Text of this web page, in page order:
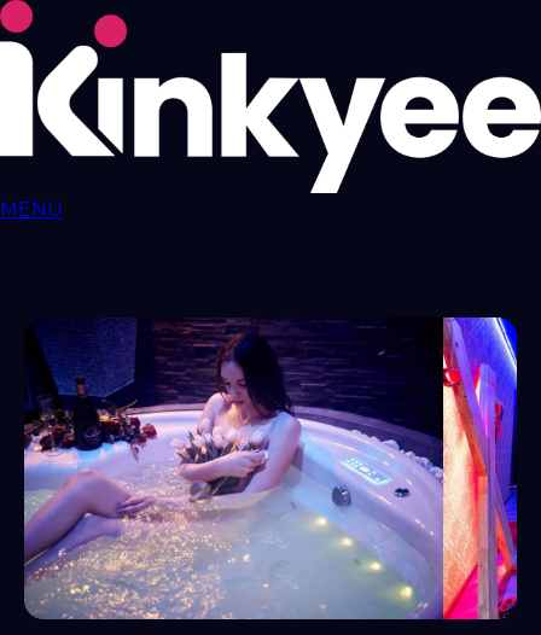
MENU
France NormandieNouvelle-AquitaineOccitaniePays-de-
la-Loire
Provence-Alpes-Côte-d'Azur
RESSOURCES
LIBERTINAGE
Club
Libertin NousLibDominationMaîtresse DominatricePetite
Amie VirtuelleCandy AI
MON COMPTE
ConnexionTableau de bord
ANNONCER SUR KINKYEE
Ajouter son hébergement coquin
Notre blog
Guides & ConseilsIA sexuelle Kink & Fantasmes Univers
du BDSMRencontre & Libertinage
Escapade Coquine
Suivez-nous